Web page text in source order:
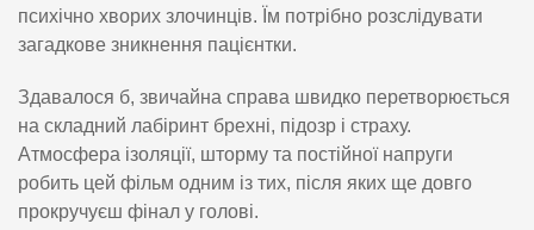
психічно хворих злочинців. Їм потрібно розслідувати
загадкове зникнення пацієнтки.
Здавалося б, звичайна справа швидко перетворюється
на складний лабіринт брехні, підозр і страху.
Атмосфера ізоляції, шторму та постійної напруги
робить цей фільм одним із тих, після яких ще довго
прокручуєш фінал у голові.